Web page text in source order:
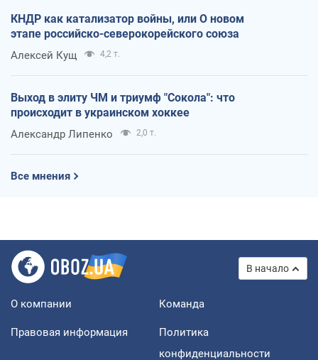
КНДР как катализатор войны, или О новом
этапе российско-северокорейского союза
Алексей Кущ 4,2 т.
Выход в элиту ЧМ и триумф "Сокола": что
происходит в украинском хоккее
Александр Липенко 2,0 т.
Все мнения
В начало
О компании Команда
Правовая информация
Политика
конфиденциальности